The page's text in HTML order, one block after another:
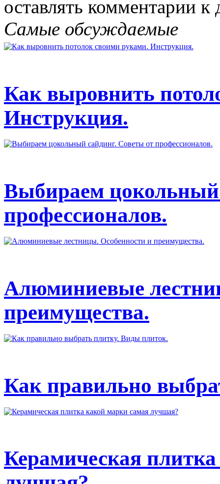
оставлять комментарии
Самые обсуждаемые
Как выровнить
Инструкция.
Выбираем цокольный
профессионалов.
Алюминиевые
преимущества.
Как правильно
Керамическая